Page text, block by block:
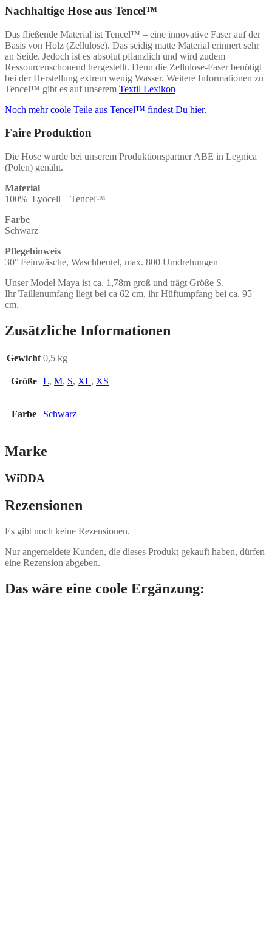
Nachhaltige Hose aus Tencel™
Das fließende Material ist Tencel™ – eine innovative Faser auf der
Basis von Holz (Zellulose). Das seidig matte Material erinnert sehr
an Seide. Jedoch ist es absolut pflanzlich und wird zudem
Ressourcenschonend hergestellt. Denn die Zellulose-Faser benötigt
bei der Herstellung extrem wenig Wasser. Weitere Informationen zu
Tencel™ gibt es auf unserem Textil Lexikon
Noch mehr coole Teile aus Tencel™ findest Du hier.
Faire Produktion
Die Hose wurde bei unserem Produktionspartner ABE in Legnica
(Polen) genäht.
Material
100% Lyocell – Tencel™
Farbe
Schwarz
Pflegehinweis
30° Feinwäsche, Waschbeutel, max. 800 Umdrehungen
Unser Model Maya ist ca. 1,78m groß und trägt Größe S.
Ihr Taillenumfang liegt bei ca 62 cm, ihr Hüftumpfang bei ca. 95
cm.
Zusätzliche Informationen
Gewicht 0,5 kg
Größe L, M, S, XL, XS
Farbe Schwarz
Marke
WiDDA
Rezensionen
Es gibt noch keine Rezensionen.
Nur angemeldete Kunden, die dieses Produkt gekauft haben, dürfen
eine Rezension abgeben.
Das wäre eine coole Ergänzung: